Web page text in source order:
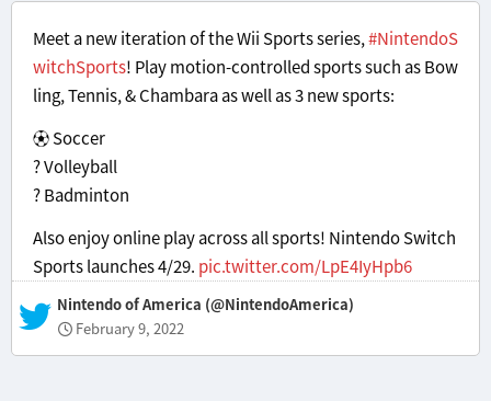
Meet a new iteration of the Wii Sports series,#NintendoS
witchSports! Play motion-controlled sports such as Bow
ling, Tennis, & Chambara as well as 3 new sports:
⚽️ Soccer
? Volleyball
? Badminton
Also enjoy online play across all sports! Nintendo Switch
Sports launches 4/29. pic.twitter.com/LpE4IyHpb6
— Nintendo of America (@NintendoAmerica)
February 9, 2022